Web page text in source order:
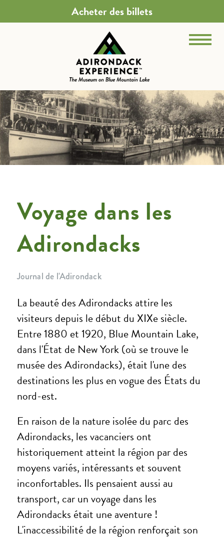
Acheter des billets
Voyage dans les
Adirondacks
Journal de l'Adirondack
La beauté des Adirondacks attire les
visiteurs depuis le début du XIXe siècle.
Entre 1880 et 1920, Blue Mountain Lake,
dans l'État de New York (où se trouve le
musée des Adirondacks), était l'une des
destinations les plus en vogue des États du
nord-est.
En raison de la nature isolée du parc des
Adirondacks, les vacanciers ont
historiquement atteint la région par des
moyens variés, intéressants et souvent
inconfortables. Ils pensaient aussi au
transport, car un voyage dans les
Adirondacks était une aventure !
L'inaccessibilité de la région renforçait son